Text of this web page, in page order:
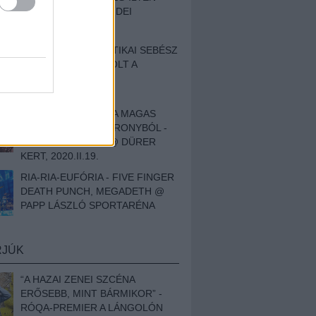
BESZÁMOLÓNK AZ IDEI
EGY HALLÁSPLASZTIKAI SEBÉSZ
NAPLÓJA - ILYEN VOLT A
DOKUMENTUMFILM
MÉLY FÉRFIBÁNAT A MAGAS
ELEFÁNTCSONTTORONYBÓL -
LEPROUS, KLONE @ DÜRER
KERT, 2020.II.19.
RIA-RIA-EUFÓRIA - FIVE FINGER
DEATH PUNCH, MEGADETH @
PAPP LÁSZLÓ SPORTARÉNA
“A HAZAI ZENEI SZCÉNA
ERŐSEBB, MINT BÁRMIKOR” -
RÓQA-PREMIER A LÁNGOLÓN